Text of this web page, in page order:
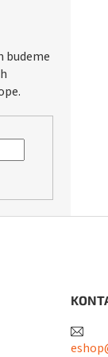
budeme